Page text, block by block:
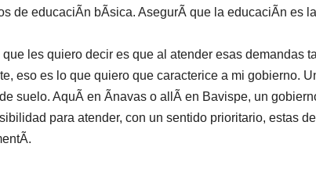
de educaciÃn bÃsica. AsegurÃ que la educaciÃn es
que les quiero decir es que al atender esas demandas
eso es lo que quiero que caracterice a mi gobierno.
suelo. AquÃ en Ãnavas o allÃ en Bavispe, un
para atender, con un sentido prioritario, estas